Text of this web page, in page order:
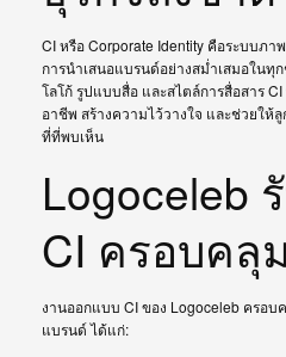
CI หรือ Corporate Identity คือระบบภ
การนำเสนอแบรนด์อย่างสม่ำเสมอในทุ
โลโก้ รูปแบบสื่อ และสไตล์การสื่อสาร
อาชีพ สร้างความไว้วางใจ และช่วยใ
ที่ที่พบเห็น
Logoceleb
CI ครอบคลุ
งานออกแบบ CI ของ Logoceleb ครอ
แบรนด์ ได้แก่: